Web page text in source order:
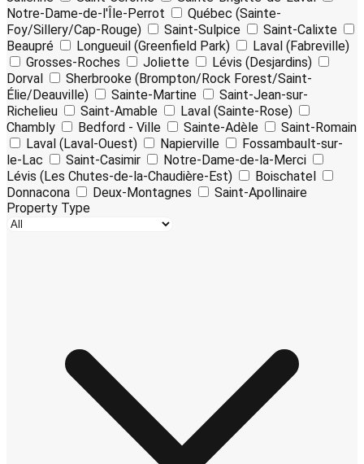
Notre-Dame-de-l'Île-Perrot
Québec (Sainte-
Foy/Sillery/Cap-Rouge)
Saint-Sulpice
Saint-Calixte
Beaupré
Longueuil (Greenfield Park)
Laval (Fabreville)
Grosses-Roches
Joliette
Lévis (Desjardins)
Dorval
Sherbrooke (Brompton/Rock Forest/Saint-
Élie/Deauville)
Sainte-Martine
Saint-Jean-sur-
Richelieu
Saint-Amable
Laval (Sainte-Rose)
Chambly
Bedford - Ville Sainte-Adèle
Saint-Romain
Laval (Laval-Ouest)
Napierville
Fossambault-sur-
le-Lac
Saint-Casimir
Notre-Dame-de-la-Merci
Lévis (Les Chutes-de-la-Chaudière-Est)
Boischatel
Donnacona
Deux-Montagnes
Saint-Apollinaire
Property Type